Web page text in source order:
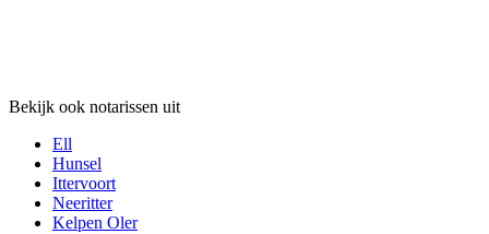
Bekijk ook notarissen uit
Ell
Hunsel
Ittervoort
Neeritter
Kelpen Oler